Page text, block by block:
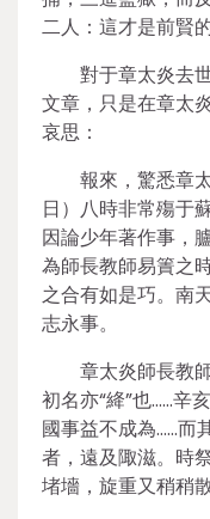
二人：這才是前賢
對于章太炎去
文章，只是在章太
哀思：
報來，驚悉章
日）八時非常殤于
因論少年著作事，
為師長教師易簀之
之合有如是巧。南
志永事。
章太炎師長教
初名亦“絳”也……辛
國事益不成為……而
者，遠及陬滋。時
堵墻，旋重又稍稍